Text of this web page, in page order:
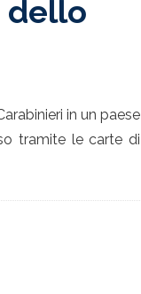
dello
in un paese
tramite le carte di